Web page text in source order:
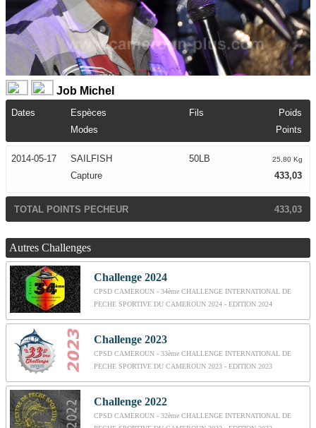
Job Michel
Dates Espèces Fils
Poids
Modes
Points
2014-05-17 SAILFISH 50LB 25,80 Kg
Capture 433,03
TOTAL POINTS PECHEUR 433,03
Autres Challenges
Challenge 2024
CPSD CAMEROUN - 34ème CHALLENGE INTERNATIONAL DE
PECHE SPORTIVE DU CAMEROUN 2024 - EDITION 2024
Challenge 2023
CPSD CAMEROUN - 33ème CHALLENGE INTERNATIONAL DE
PECHE SPORTIVE DU CAMEROUN 2023 - EDITION 2023
Challenge 2022
CPSD CAMEROUN - 32ème CHALLENGE INTERNATIONAL DE